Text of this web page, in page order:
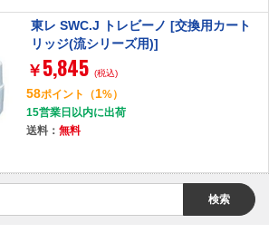
東レ SWC.J トレビーノ [交換用カート
リッジ(流シリーズ用)]
￥ 5,845 (税込)
58ポイント （1%）
15営業日以内に出荷
送料： 無料
検索